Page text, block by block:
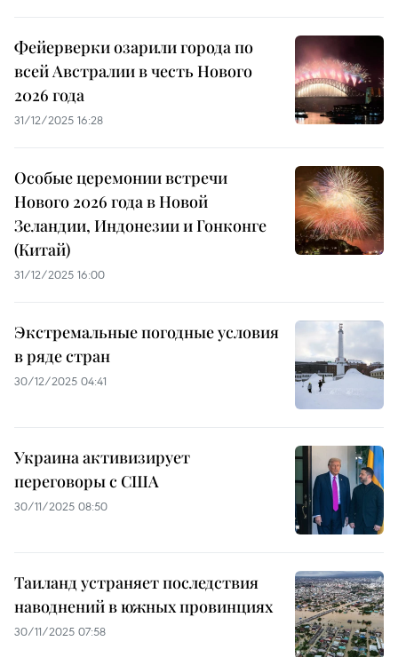
Фейерверки озарили города по
всей Австралии в честь Нового
2026 года
31/12/2025 16:28
Особые церемонии встречи
Нового 2026 года в Новой
Зеландии, Индонезии и Гонконге
(Китай)
31/12/2025 16:00
Экстремальные погодные условия
в ряде стран
30/12/2025 04:41
Украина активизирует
переговоры с США
30/11/2025 08:50
Таиланд устраняет последствия
наводнений в южных провинциях
30/11/2025 07:58